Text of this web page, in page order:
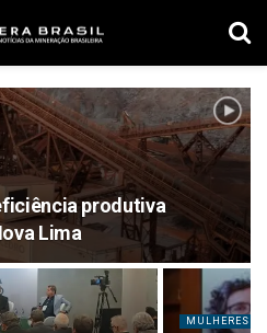
produtiva
Lima
MULHERES